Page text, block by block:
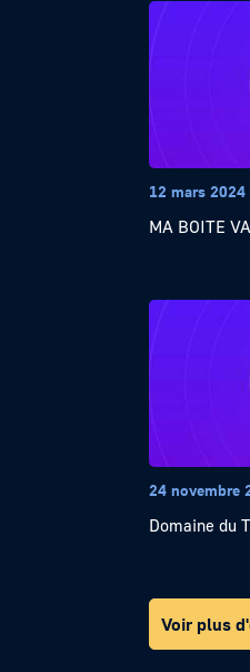
12 mars 2024
MA BOITE
24 novembre
Domaine du
Voir plus